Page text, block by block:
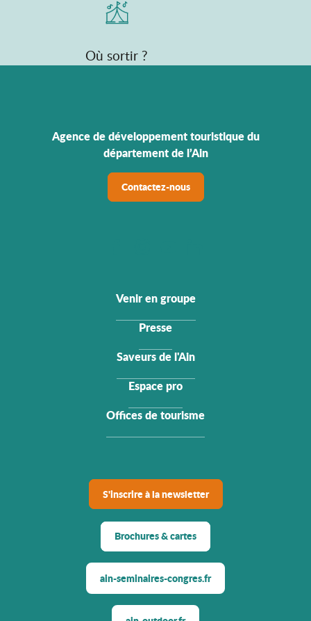
Où sortir ?
Agence de développement touristique du
département de l’Ain
Contactez-nous
Venir en groupe
Presse
Saveurs de l'Ain
Espace pro
Offices de tourisme
S'inscrire à la newsletter
Brochures & cartes
ain-seminaires-congres.fr